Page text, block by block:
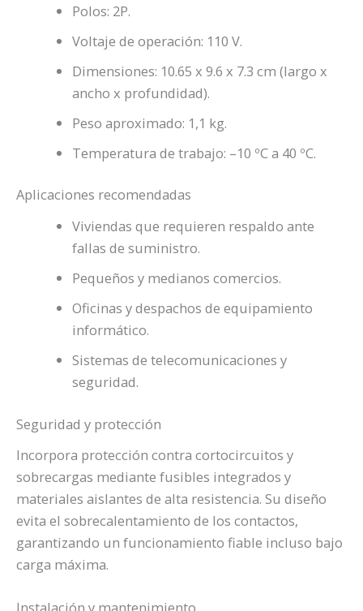
Polos: 2P.
Voltaje de operación: 110 V.
Dimensiones: 10.65 x 9.6 x 7.3 cm (largo x
ancho x profundidad).
Peso aproximado: 1,1 kg.
Temperatura de trabajo: –10 ºC a 40 ºC.
Aplicaciones recomendadas
Viviendas que requieren respaldo ante
fallas de suministro.
Pequeños y medianos comercios.
Oficinas y despachos de equipamiento
informático.
Sistemas de telecomunicaciones y
seguridad.
Seguridad y protección
Incorpora protección contra cortocircuitos y
sobrecargas mediante fusibles integrados y
materiales aislantes de alta resistencia. Su diseño
evita el sobrecalentamiento de los contactos,
garantizando un funcionamiento fiable incluso bajo
carga máxima.